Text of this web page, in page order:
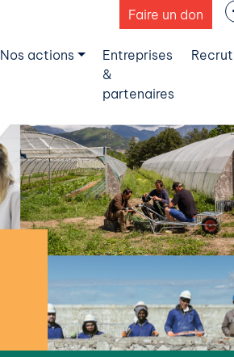
Faire un don
Nos actions
Entreprises
&
partenaires